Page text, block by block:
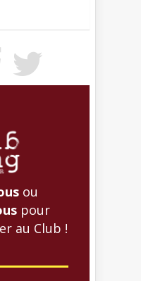
ou
pour
au Club !